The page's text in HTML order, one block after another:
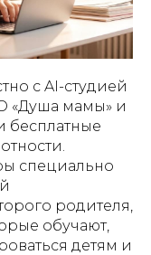
с AI-студией
«Душа мамы» и
бесплатные
специально
родителя,
обучают,
детям и